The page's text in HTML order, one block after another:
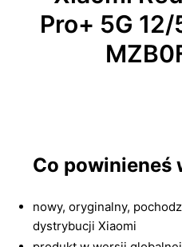
Pro+ 5G
Co powinieneś
nowy, oryginalny,
dystrybucji Xiaomi